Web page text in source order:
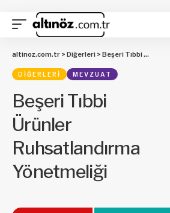
altinoz.com.tr > Diğerleri > Beşeri Tıbbi Ürünler Ruhsatlandırma Yönetmeliği
DIĞERLERI MEVZUAT
Beşeri Tıbbi
Ürünler
Ruhsatlandırma
Yönetmeliği